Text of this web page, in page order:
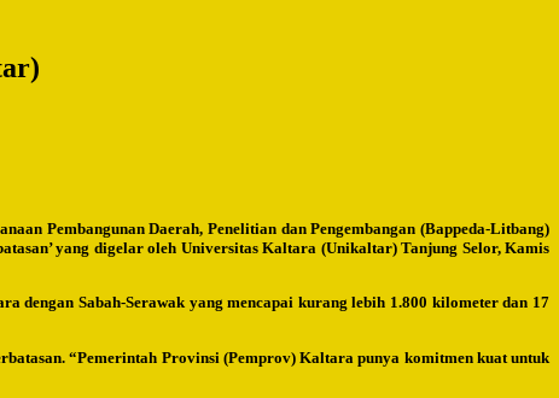
Pembangunan Daerah, Penelitian dan Pengembangan (Bappeda-Litbang)
yang digelar oleh Universitas Kaltara (Unikaltar) Tanjung Selor, Kamis
dengan Sabah-Serawak yang mencapai kurang lebih 1.800 kilometer dan 17
“Pemerintah Provinsi (Pemprov) Kaltara punya komitmen kuat untuk